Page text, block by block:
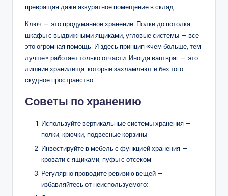
превращая даже аккуратное помещение в склад.
Ключ — это продуманное хранение. Полки до потолка,
шкафы с выдвижными ящиками, угловые системы — все
это огромная помощь. И здесь принцип «чем больше, тем
лучше» работает только отчасти. Иногда ваш враг — это
лишние хранилища, которые захламляют и без того
скудное пространство.
Советы по хранению
Используйте вертикальные системы хранения —
полки, крючки, подвесные корзины;
Инвестируйте в мебель с функцией хранения —
кровати с ящиками, пуфы с отсеком;
Регулярно проводите ревизию вещей —
избавляйтесь от неиспользуемого;